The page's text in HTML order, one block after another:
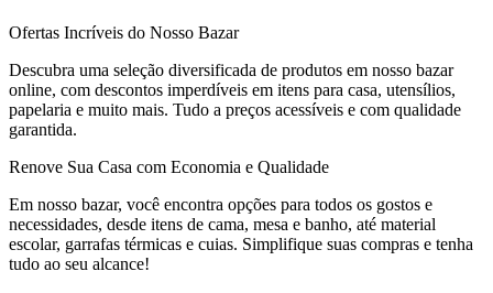
Ofertas Incríveis do Nosso Bazar
Descubra uma seleção diversificada de produtos em nosso bazar
online, com descontos imperdíveis em itens para casa, utensílios,
papelaria e muito mais. Tudo a preços acessíveis e com qualidade
garantida.
Renove Sua Casa com Economia e Qualidade
Em nosso bazar, você encontra opções para todos os gostos e
necessidades, desde itens de cama, mesa e banho, até material
escolar, garrafas térmicas e cuias. Simplifique suas compras e tenha
tudo ao seu alcance!